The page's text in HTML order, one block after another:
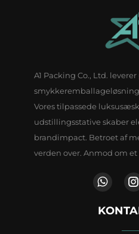
A1 Packing Co., Ltd.
Vores tilpassede
udstillingsstative skaber
brandimpact. Betroet af
verden over. Anmod om